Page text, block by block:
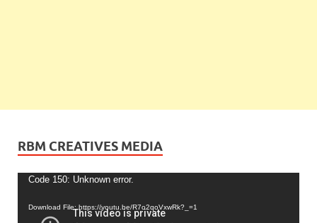
RBM CREATIVES MEDIA
Video
Code 150: Unknown error.
Download File: https://youtu.be/R7o2qoVxwRk?_=1